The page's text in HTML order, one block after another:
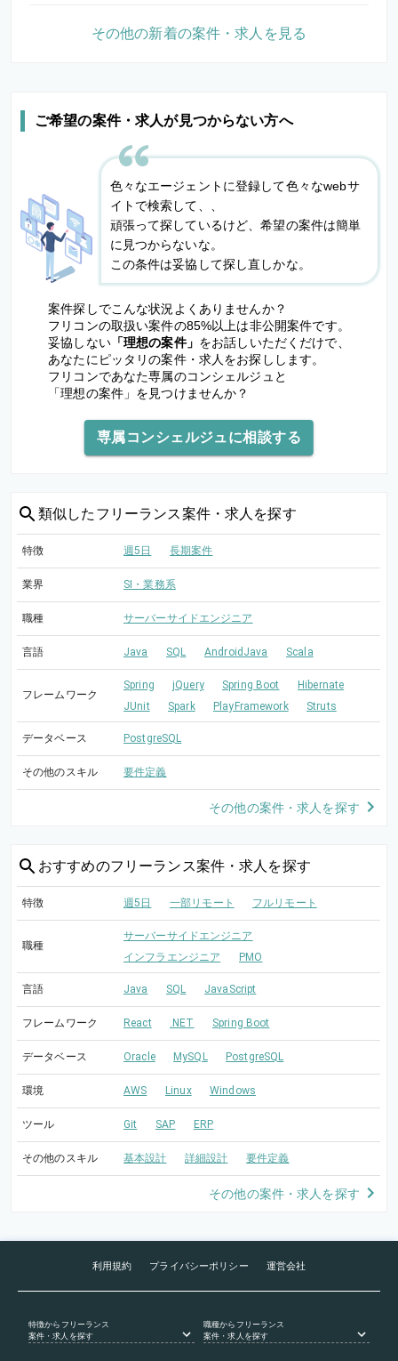
ご希望の案件・求人が見つからない方へ
色々なエージェントに登録して色々なwebサ
イトで検索して、、
頑張って探しているけど、希望の案件は簡単
に見つからないな。
この条件は妥協して探し直しかな。
案件探しでこんな状況よくありませんか？
フリコンの取扱い案件の85%以上は非公開案件です。
妥協しない「理想の案件」 をお話しいただくだけで、
あなたにピッタリの案件・求人をお探しします。
フリコンであなた専属のコンシェルジュと
「理想の案件」を見つけませんか？
専属コンシェルジュに相談する
類似した フリーランス案件・求人を探す
特徴 週5日 長期案件
業界 SI・業務系
職種 サーバーサイドエンジニア
言語 Java SQL AndroidJava Scala
フレームワーク
Spring jQuery Spring Boot
Hibernate
JUnit
Spark PlayFramework Struts
データベース PostgreSQL
その他のスキル 要件定義
その他の案件・求人を探す
おすすめのフリーランス案件・求人を探す
特徴 週5日 一部リモート フルリモート
職種
サーバーサイドエンジニア
インフラエンジニア
PMO
言語 Java SQL JavaScript
フレームワーク React .NET Spring Boot
データベース Oracle MySQL PostgreSQL
環境 AWS Linux Windows
ツール Git SAP ERP
その他のスキル 基本設計 詳細設計 要件定義
その他の案件・求人を探す
その他の新着の案件・求人を見る
利用規約 プライバシーポリシー 運営会社
特徴からフリーランス
案件・求人を探す
職種からフリーランス
案件・求人を探す